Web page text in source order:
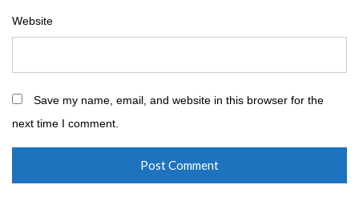
Website
Save my name, email, and website in this browser for the
next time I comment.